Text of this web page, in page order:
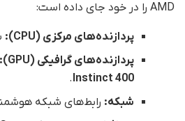
AMD را در خود جای داده است:
پردازنده‌های مرکزی (CPU):
پردازنده‌های گرافیکی (GPU):
Instinct 400
.
شبکه: رابط‌های شبکه